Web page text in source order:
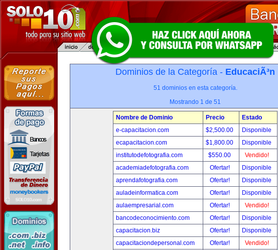
Dominios de la Categoría - EducaciÃ³n
51 dominios en esta categoría.
Mostrando 1 de 51
Nombre de Dominio Precio
Estado
e-capacitacion.com
$2,500.00
Disponible
ecapacitacion.com
$1,800.00
Disponible
institutodefotografia.com
$550.00
Vendido!
academiadefotografia.com
Ofertar!
Disponible
aprendafotografia.com
Ofertar!
Disponible
auladeinformatica.com
Ofertar!
Disponible
aulaempresarial.com
Ofertar!
Vendido!
bancodeconocimiento.com
Ofertar!
Disponible
capacitacion.biz
Ofertar!
Disponible
capacitaciondepersonal.com
Ofertar!
Vendido!